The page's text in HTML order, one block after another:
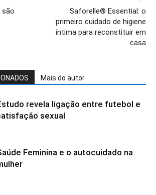
são
Saforelle® Essential: o
primeiro cuidado de higiene
íntima para reconstituir em
casa
Mais do autor
revela ligação entre futebol e
sexual
Feminina e o autocuidado na